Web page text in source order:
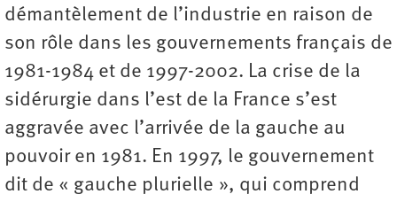
démantèlement de l’industrie en raison de
son rôle dans les gouvernements français de
1981-1984 et de 1997-2002. La crise de la
sidérurgie dans l’est de la France s’est
aggravée avec l’arrivée de la gauche au
pouvoir en 1981. En 1997, le gouvernement
dit de « gauche plurielle », qui comprend